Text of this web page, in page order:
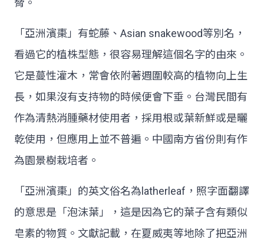
脅。
「亞洲濱棗」有蛇藤、Asian snakewood等別名，
看過它的植株型態，很容易理解這個名字的由來。
它是蔓性灌木，常會依附著週圍較高的植物向上生
長，如果沒有支持物的時候便會下垂。台灣民間有
作為清熱消腫藥材使用者，採用根或葉新鮮或是曬
乾使用，但應用上並不普遍。中國南方省份則有作
為園景樹栽培者。
「亞洲濱棗」的英文俗名為latherleaf，照字面翻譯
的意思是「泡沫葉」，這是因為它的葉子含有類似
皂素的物質。文獻記載，在夏威夷等地除了把亞洲